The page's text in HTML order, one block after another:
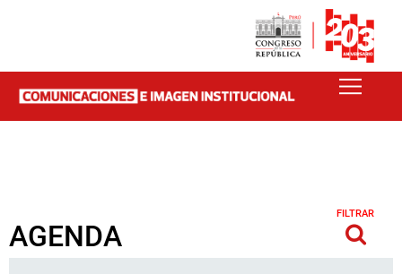
AGENDA
FILTRAR